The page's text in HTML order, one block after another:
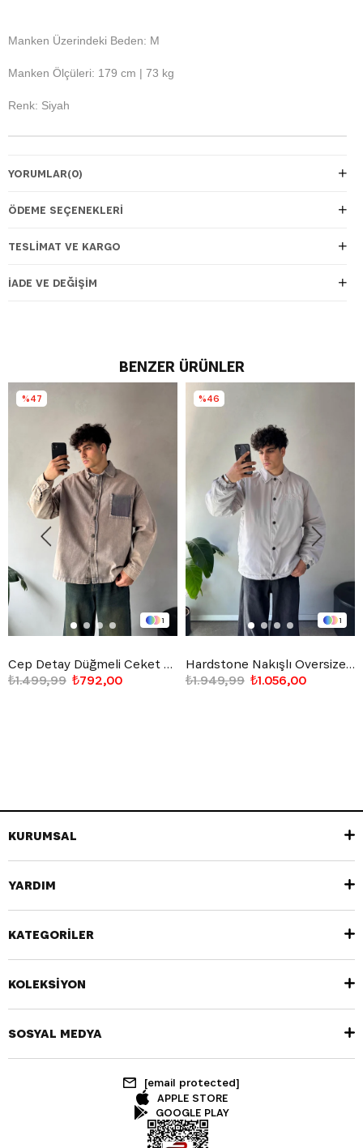
Manken Üzerindeki Beden: M
Manken Ölçüleri: 179 cm | 73 kg
Renk: Siyah
YORUMLAR(0)
ÖDEME SEÇENEKLERI
TESLIMAT VE KARGO
İADE VE DEĞIŞIM
BENZER ÜRÜNLER
1
Cep Detay Düğmeli Ceket Taş Rengi
₺792,00
₺1.499,99
%47
1
Hardstone Nakışlı Oversize Ceket Gri
₺1.056,00
₺1.949,99
%46
KURUMSAL
YARDIM
KATEGORİLER
KOLEKSİYON
SOSYAL MEDYA
[email protected]
APPLE STORE
GOOGLE PLAY